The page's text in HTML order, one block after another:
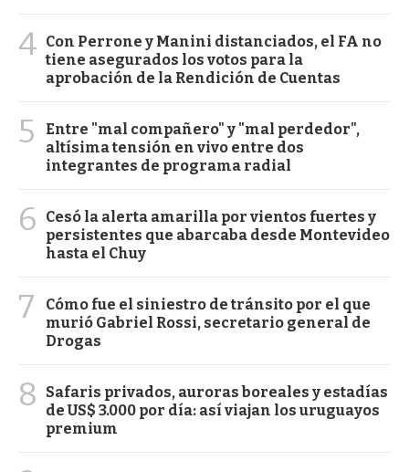
4 Con Perrone y Manini distanciados, el FA no
tiene asegurados los votos para la
aprobación de la Rendición de Cuentas
5
Entre "mal compañero" y "mal perdedor",
altísima tensión en vivo entre dos
integrantes de programa radial
6
Cesó la alerta amarilla por vientos fuertes y
persistentes que abarcaba desde Montevideo
hasta el Chuy
7
Cómo fue el siniestro de tránsito por el que
murió Gabriel Rossi, secretario general de
Drogas
8
Safaris privados, auroras boreales y estadías
de US$ 3.000 por día: así viajan los uruguayos
premium